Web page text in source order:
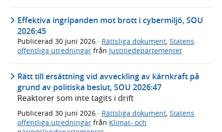
Effektiva ingripanden mot brott i cybermiljö, SOU
2026:45
Publicerad 30 juni 2026 · Rättsliga dokument, Statens
offentliga utredningar från Justitiedepartementet
Rätt till ersättning vid avveckling av kärnkraft på
grund av politiska beslut, SOU 2026:47
Reaktorer som inte tagits i drift
Publicerad 30 juni 2026 · Rättsliga dokument, Statens
offentliga utredningar från Klimat- och